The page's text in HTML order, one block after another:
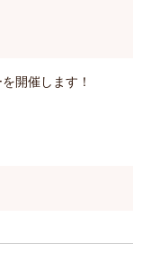
開催します！